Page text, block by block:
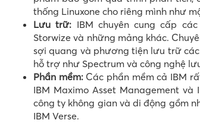
thống Linuxone cho riêng mình như
Lưu trữ: IBM chuyên cung cấp
Storwize và những mảng khác.
sợi quang và phương tiện lưu trữ
hỗ trợ như Spectrum và công nghệ
Phần mềm:Các phần mềm cả IBM
IBM Maximo Asset Management và
công ty không gian và di động gồm
IBM Verse.